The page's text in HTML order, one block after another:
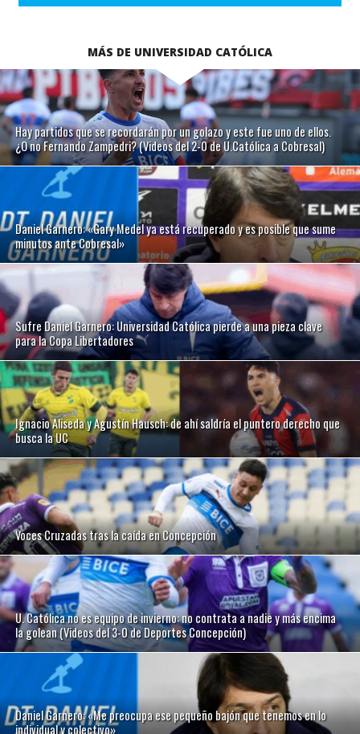
MÁS DE UNIVERSIDAD CATÓLICA
Hay partidos que se recordarán por un golazo y este fue uno de ellos.
¿O no Fernando Zampedri? (Videos del 2-0 de U.Católica a Cobresal)
Daniel Garnero: «Gary Medel ya está recuperado y es posible que sume
minutos ante Cobresal»
Sufre Daniel Garnero: Universidad Católica pierde a una pieza clave
para la Copa Libertadores
Ignacio Aliseda y Agustín Hausch: de ahí saldría el puntero derecho que
busca la UC
Voces Cruzadas tras la caída en Concepción
U. Católica no es equipo de invierno: no contrata a nadie y más encima
la golean (Videos del 3-0 de Deportes Concepción)
Daniel Garnero: «Me preocupa ese pequeño bajón que tenemos en lo
individual y colectivo»